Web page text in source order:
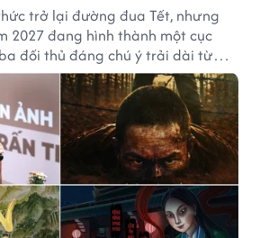
trở lại đường đua Tết, nhưng
2027 đang hình thành một cục
đối thủ đáng chú ý trải dài từ
đến kinh dị cung đấu.